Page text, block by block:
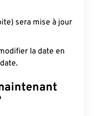
sera mise à jour
la date en